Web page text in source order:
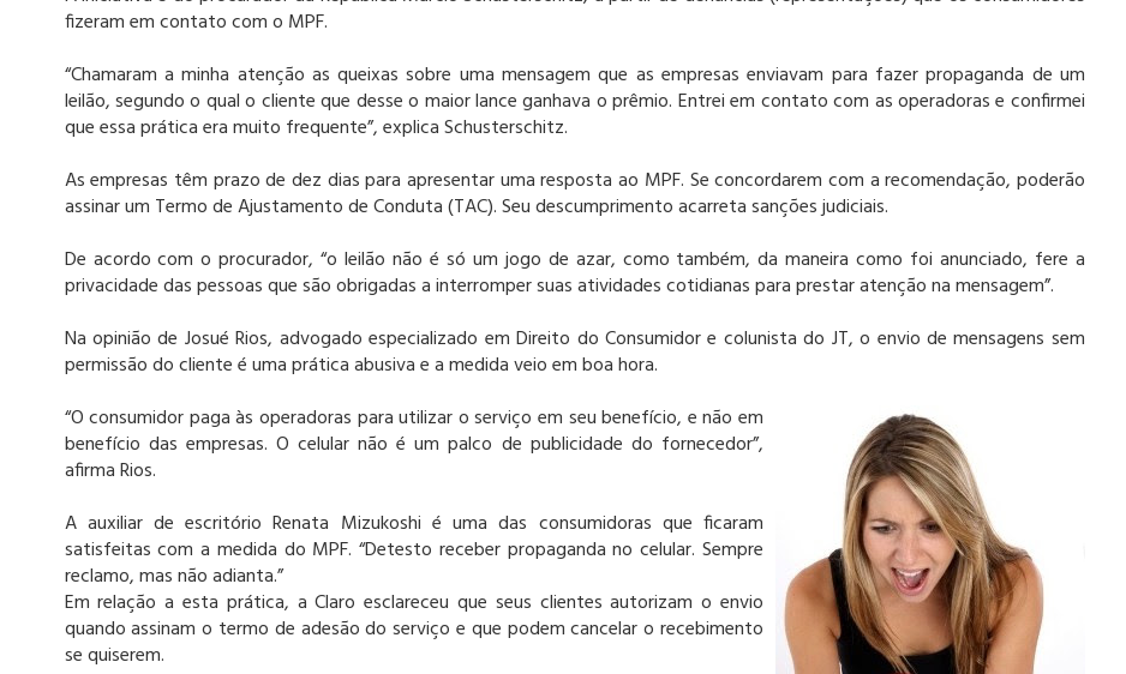
fizeram em contato com o MPF.
“Chamaram a minha atenção as queixas sobre uma mensagem que as empresas enviavam para fazer propaganda de um
leilão, segundo o qual o cliente que desse o maior lance ganhava o prêmio. Entrei em contato com as operadoras e confirmei
que essa prática era muito frequente”, explica Schusterschitz.
As empresas têm prazo de dez dias para apresentar uma resposta ao MPF. Se concordarem com a recomendação, poderão
assinar um Termo de Ajustamento de Conduta (TAC). Seu descumprimento acarreta sanções judiciais.
De acordo com o procurador, “o leilão não é só um jogo de azar, como também, da maneira como foi anunciado, fere a
privacidade das pessoas que são obrigadas a interromper suas atividades cotidianas para prestar atenção na mensagem”.
Na opinião de Josué Rios, advogado especializado em Direito do Consumidor e colunista do JT, o envio de mensagens sem
permissão do cliente é uma prática abusiva e a medida veio em boa hora.
“O consumidor paga às operadoras para utilizar o serviço em seu benefício, e não em
benefício das empresas. O celular não é um palco de publicidade do fornecedor”,
afirma Rios.
A auxiliar de escritório Renata Mizukoshi é uma das consumidoras que ficaram
satisfeitas com a medida do MPF. “Detesto receber propaganda no celular. Sempre
reclamo, mas não adianta.”
Em relação a esta prática, a Claro esclareceu que seus clientes autorizam o envio
quando assinam o termo de adesão do serviço e que podem cancelar o recebimento
se quiserem.